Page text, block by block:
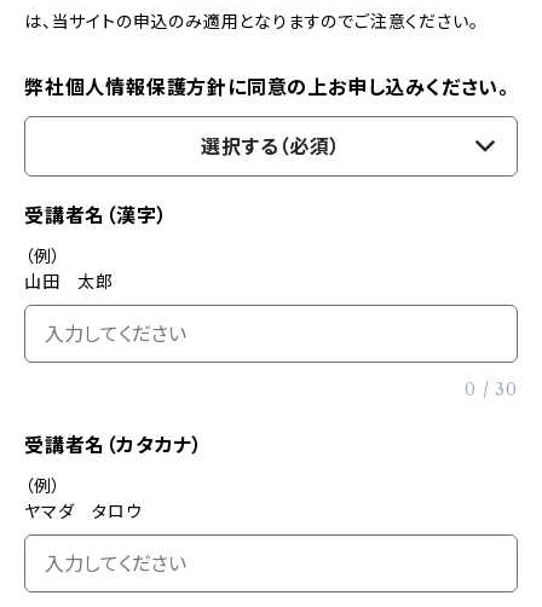
は、当サイトの申込のみ適用となりますのでご注意ください。
弊社個人情報保護方針に同意の上お申し込みください。
選択する（必須）
受講者名（漢字）
（例）
山田 太郎
0 / 30
受講者名（カタカナ）
（例）
ヤマダ タロウ